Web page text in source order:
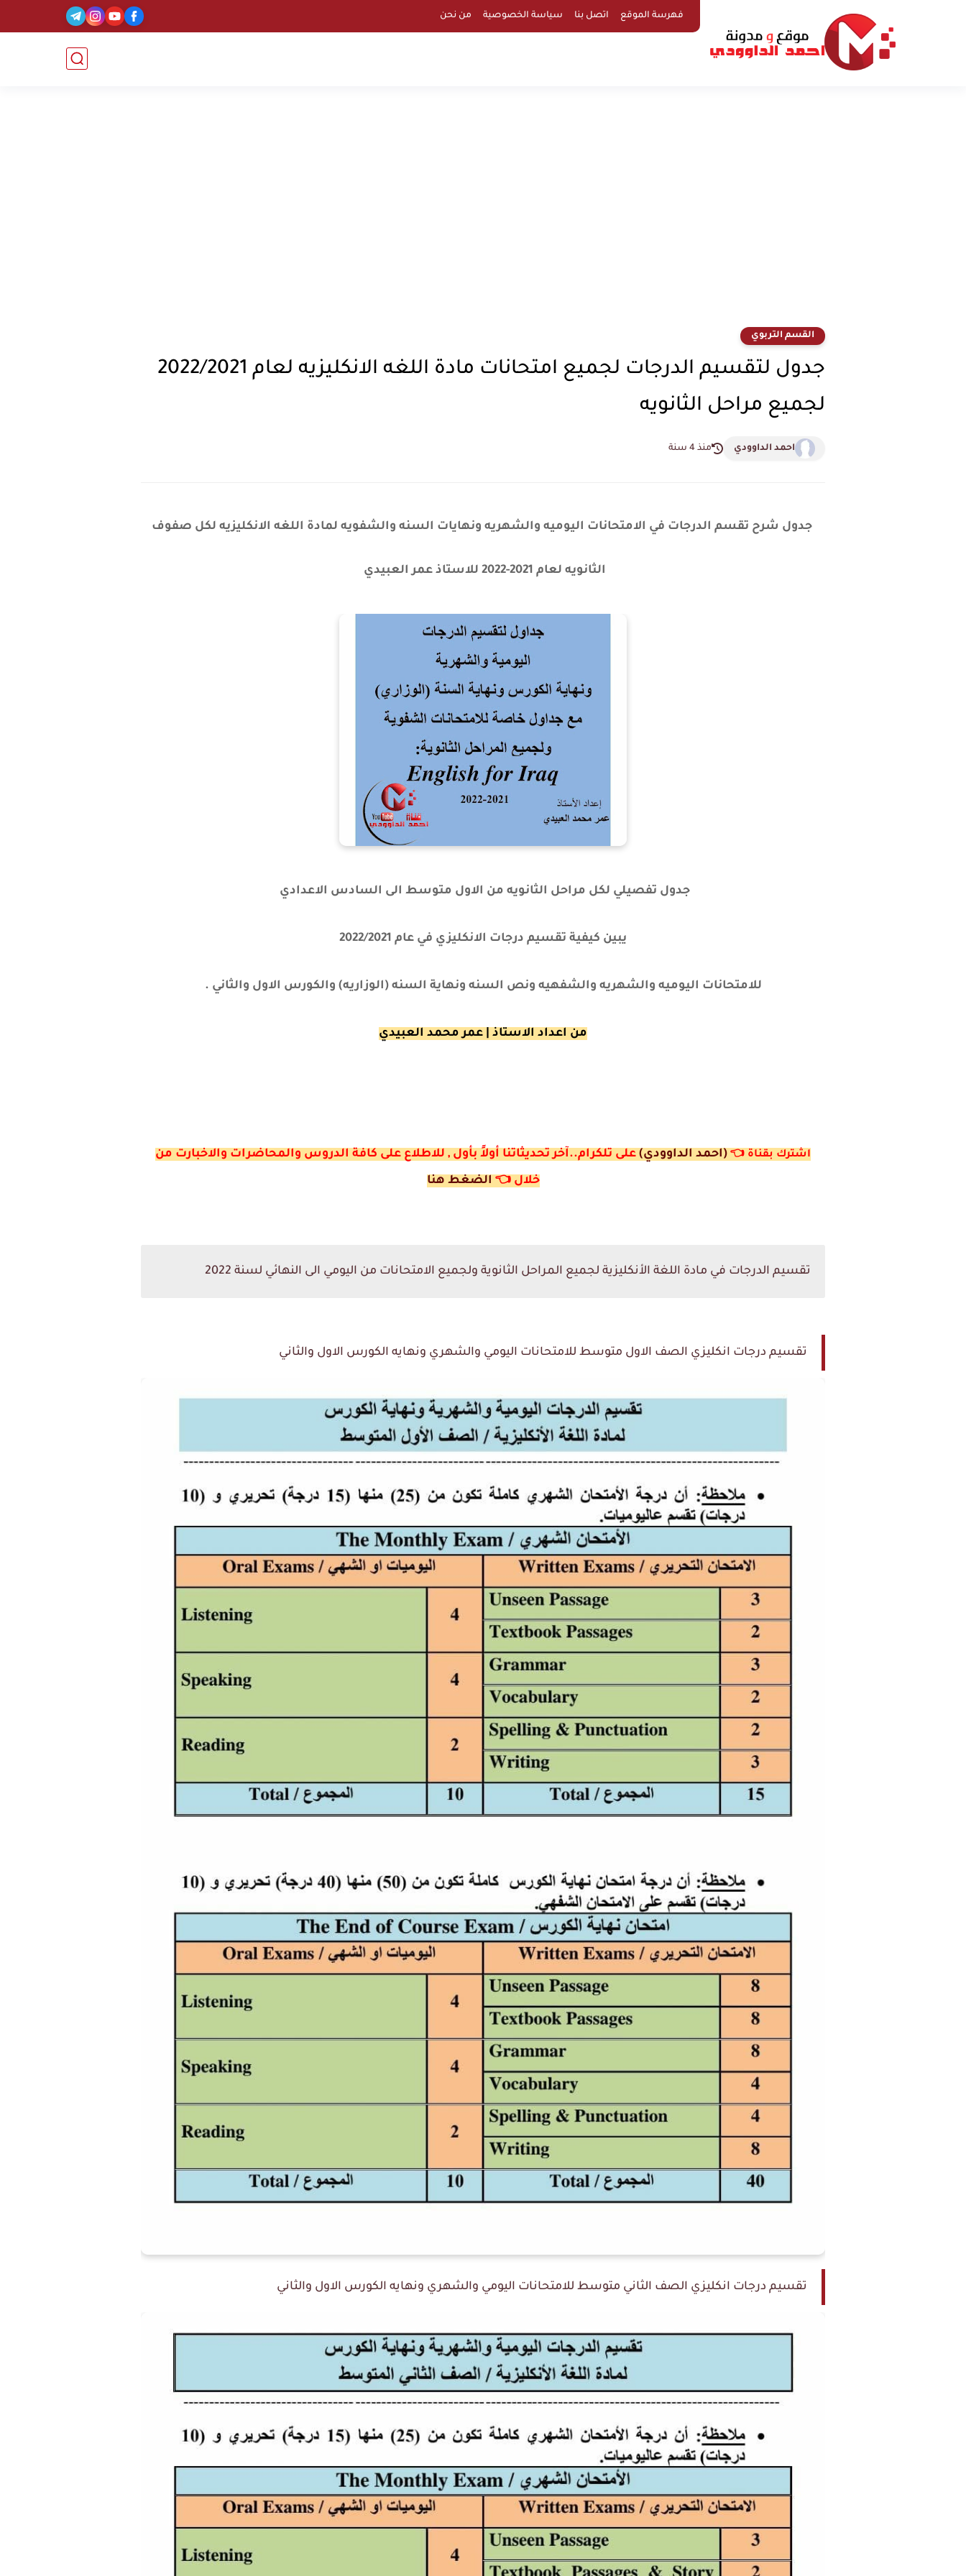
فهرسة الموقع اتصل بنا سياسة الخصوصية من نحن
القسم التربوي
جدول لتقسيم الدرجات لجميع امتحانات مادة اللغه الانكليزيه لعام 2022/2021
لجميع مراحل الثانويه
احمد الداوودي منذ 4 سنة
جدول شرح تقسم الدرجات في الامتحانات اليوميه والشهريه ونهايات السنه والشفويه لمادة اللغه الانكليزيه لكل صفوف
الثانويه لعام 2021-2022 للاستاذ عمر العبيدي
جدول تفصيلي لكل مراحل الثانويه من الاول متوسط الى السادس الاعدادي
يبين كيفية تقسيم درجات الانكليزي في عام 2022/2021
للامتحانات اليوميه والشهريه والشفهيه ونص السنه ونهاية السنه (الوزاريه) والكورس الاول والثاني .
من اعداد الاستاذ | عمر محمد العبيدي
اشترك بقناة 👈 (احمد الداوودي) على تلكرام..آخر تحديثاتنا أولاً بأول , للاطلاع على كافة الدروس والمحاضرات والاخبارت من
خلال👈 الضغط هنا
تقسيم الدرجات في مادة اللغة الأنكليزية لجميع المراحل الثانوية ولجميع الامتحانات من اليومي الى النهائي لسنة 2022
تقسيم درجات انكليزي الصف الاول متوسط للامتحانات اليومي والشهري ونهايه الكورس الاول والثاني
تقسيم درجات انكليزي الصف الثاني متوسط للامتحانات اليومي والشهري ونهايه الكورس الاول والثاني